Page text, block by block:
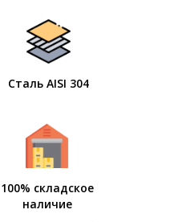
Сталь AISI 304
100% складское
наличие